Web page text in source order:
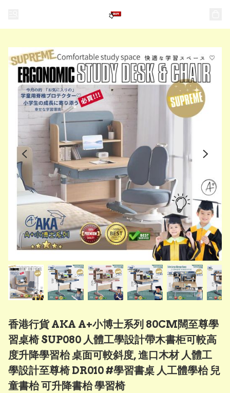
香港行貨 AKA A+小博士系列 80CM闊至尊學
習桌椅 SUP080 人體工學設計帶木書柜可較高
度升降學習枱 桌面可較斜度, 進口木材 人體工
學設計至尊椅 DR010 #學習書桌 人工體學枱 兒
童書枱 可升降書枱 學習椅